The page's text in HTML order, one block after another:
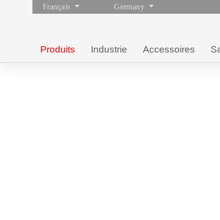
Français Germany
Produits Industrie Accessoires